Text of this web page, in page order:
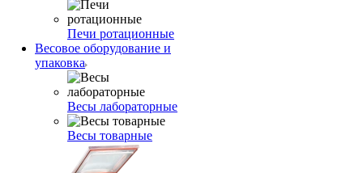
Печи ротационные
Весовое оборудование и
упаковка
Весы лабораторные
Весы товарные